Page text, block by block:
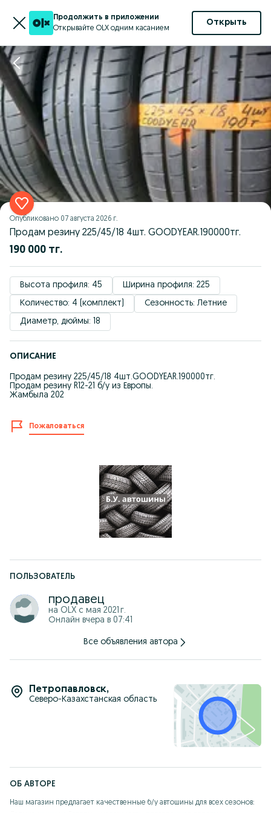
Продолжить в приложении
Открывайте OLX одним касанием
Открыть
Опубликовано 07 августа 2026 г.
Продам резину 225/45/18 4шт. GOODYEAR.190000тг.
190 000 тг.
Высота профиля: 45
Ширина профиля: 225
Количество: 4 (комплект)
Сезонность: Летние
Диаметр, дюймы: 18
ОПИСАНИЕ
Продам резину 225/45/18 4шт.GOODYEAR.190000тг.
Продам резину R12-21 б/у из Европы.
Жамбыла 202
Пожаловаться
ПОЛЬЗОВАТЕЛЬ
продавец
на OLX с мая 2021 г.
Онлайн вчера в 07:41
Все объявления автора
Петропавловск,
Северо-Казахстанская область
ОБ АВТОРЕ
Наш магазин предлагает качественные б/у автошины для всех сезонов: